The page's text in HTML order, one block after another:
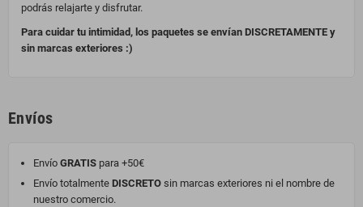
podrás relajarte y disfrutar.
Para cuidar tu intimidad, los paquetes se envían DISCRETAMENTE y
sin marcas exteriores :)
Envíos
Envío GRATIS para +50€
Envío totalmente DISCRETO sin marcas exteriores ni el nombre de
nuestro comercio.